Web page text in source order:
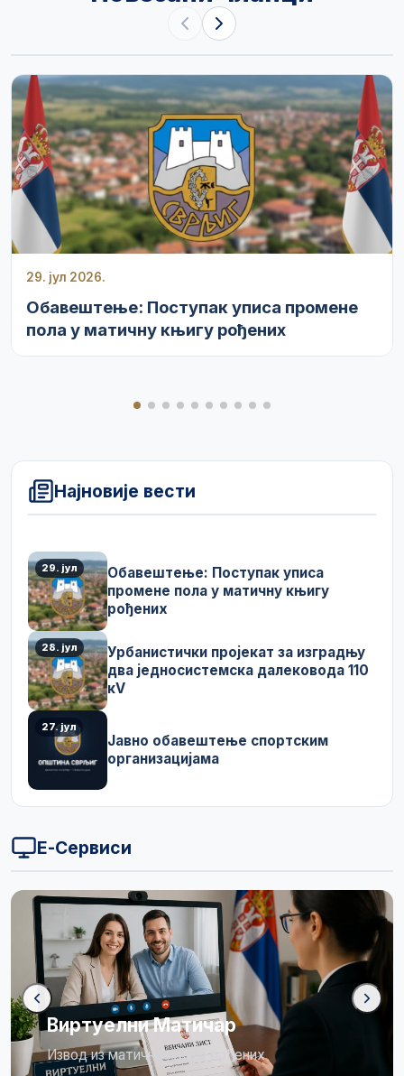
29. јул 2026.
Обавештење: Поступак уписа промене
пола у матичну књигу рођених
Најновије вести
29. јул
Обавештење: Поступак уписа
промене пола у матичну књигу
рођених
28. јул
Урбанистички пројекат за изградњу
два једносистемска далековода 110
кV
27. јул
Јавно обавештење спортским
организацијама
Е-Сервиси
Бирачки списак
Огласна табла